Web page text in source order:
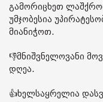
გამორიცხეთ
უმჯობესია
მიანიჭოთ.
👎მნიშვნელოვანი
დღეა.
👍ხელსაყრელია